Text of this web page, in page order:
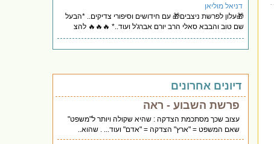
דניאל מוליאן
🎁עלון לפרשת ניצבים🎁 עם חידושים וסיפורי צדיקים.. *הבעל
שם טוב והבבא סאלי הרב יורם אברג'ל ועוד..* 🔥🔥🔥 להצ
דיונים אחרונים
פרשת השבוע - ראה
עצוב שכך מסתכמת הצדקה : שהיא שקולה ויותר ל"משפט"
שאם המשפט = "ארץ" הצדקה = "אדם" ועוד... . שהוא..